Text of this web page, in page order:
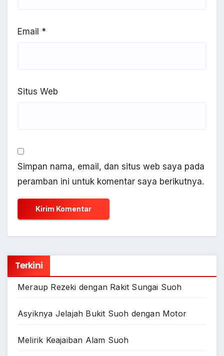
Email *
Situs Web
Simpan nama, email, dan situs web saya pada
peramban ini untuk komentar saya berikutnya.
Terkini
Meraup Rezeki dengan Rakit Sungai Suoh
Asyiknya Jelajah Bukit Suoh dengan Motor
Melirik Keajaiban Alam Suoh